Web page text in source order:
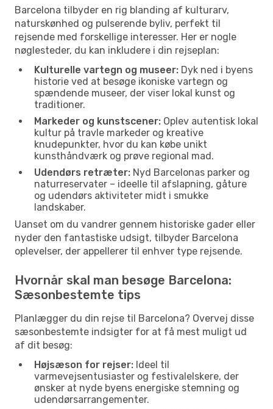
Barcelona tilbyder en rig blanding af kulturarv,
naturskønhed og pulserende byliv, perfekt til
rejsende med forskellige interesser. Her er nogle
nøglesteder, du kan inkludere i din rejseplan:
Kulturelle vartegn og museer: Dyk ned i byens
historie ved at besøge ikoniske vartegn og
spændende museer, der viser lokal kunst og
traditioner.
Markeder og kunstscener: Oplev autentisk lokal
kultur på travle markeder og kreative
knudepunkter, hvor du kan købe unikt
kunsthåndværk og prøve regional mad.
Udendørs retræter: Nyd Barcelonas parker og
naturreservater – ideelle til afslapning, gåture
og udendørs aktiviteter midt i smukke
landskaber.
Uanset om du vandrer gennem historiske gader eller
nyder den fantastiske udsigt, tilbyder Barcelona
oplevelser, der appellerer til enhver type rejsende.
Hvornår skal man besøge Barcelona:
Sæsonbestemte tips
Planlægger du din rejse til Barcelona? Overvej disse
sæsonbestemte indsigter for at få mest muligt ud
af dit besøg:
Højsæson for rejser: Ideel til
varmevejsentusiaster og festivalelskere, der
ønsker at nyde byens energiske stemning og
udendørsarrangementer.